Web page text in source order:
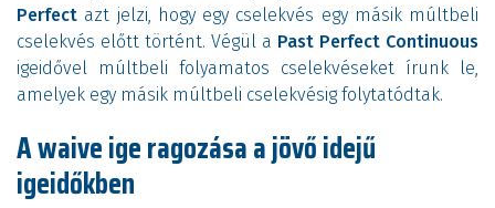
Perfect azt jelzi, hogy egy cselekvés egy másik múltbeli
cselekvés előtt történt. Végül a Past Perfect Continuous
igeidővel múltbeli folyamatos cselekvéseket írunk le,
amelyek egy másik múltbeli cselekvésig folytatódtak.
A waive ige ragozása a jövő idejű
igeidőkben